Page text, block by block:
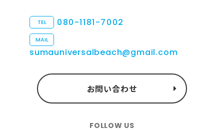
TEL 080-1181-7002
MAIL
sumauniversalbeach@gmail.com
お問い合わせ
FOLLOW US